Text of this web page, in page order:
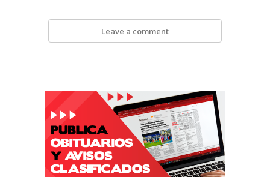
Leave a comment